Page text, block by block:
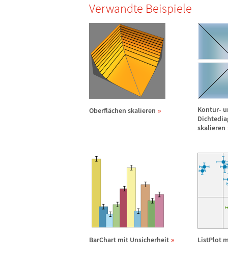
Verwandte Beispiele
Oberflächen skalieren
Kontur-
skalieren
BarChart mit Unsicherheit ListPlot